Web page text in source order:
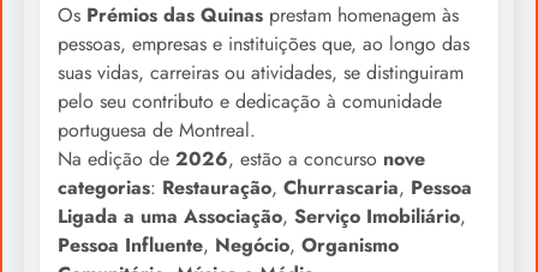
Os Prémios das Quinas prestam homenagem às
pessoas, empresas e instituições que, ao longo das
suas vidas, carreiras ou atividades, se distinguiram
pelo seu contributo e dedicação à comunidade
portuguesa de Montreal.
Na edição de 2026, estão a concurso nove
categorias: Restauração, Churrascaria, Pessoa
Ligada a uma Associação, Serviço Imobiliário,
Pessoa Influente, Negócio, Organismo